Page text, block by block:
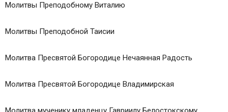
Молитвы Преподобному Виталию
Молитвы Преподобной Таисии
Молитва Пресвятой Богородице Нечаянная Радость
Молитва Пресвятой Богородице Владимирская